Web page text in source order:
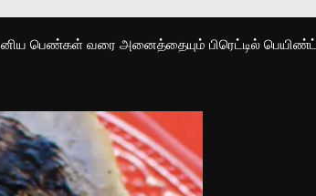
பெண்கள் வரை அனைத்தையும் பிரெட்டில்